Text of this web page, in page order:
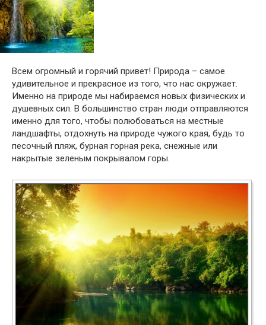
Всем огромный и горячий привет! Природа – самое
удивительное и прекрасное из того, что нас окружает.
Именно на природе мы набираемся новых физических и
душевных сил. В большинство стран люди отправляются
именно для того, чтобы полюбоваться на местные
ландшафты, отдохнуть на природе чужого края, будь то
песочный пляж, бурная горная река, снежные или
накрытые зеленым покрывалом горы.